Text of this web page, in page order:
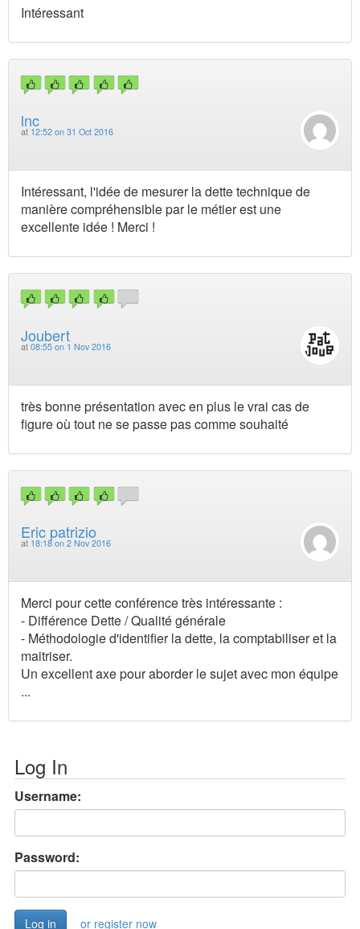
Intéressant
lnc
at 12:52 on 31 Oct 2016
Intéressant, l'idée de mesurer la dette technique de
manière compréhensible par le métier est une
excellente idée ! Merci !
Joubert
at 08:55 on 1 Nov 2016
très bonne présentation avec en plus le vrai cas de
figure où tout ne se passe pas comme souhaité
Eric patrizio
at 18:18 on 2 Nov 2016
Merci pour cette conférence très intéressante :
- Différence Dette / Qualité générale
- Méthodologie d'identifier la dette, la comptabiliser et la
maitriser.
Un excellent axe pour aborder le sujet avec mon équipe
...
Log In
Username:
Password:
or register now